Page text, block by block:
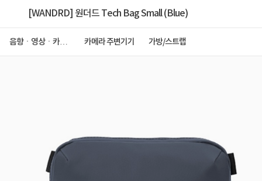
[WANDRD] 원더드 Tech Bag Small (Blue)
음향ㆍ영상ㆍ카메
카메라 주변기기 가방/스트랩